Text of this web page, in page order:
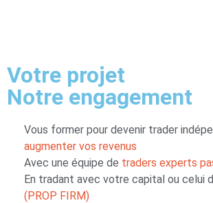
Votre projet
Notre engagement
Vous former pour devenir trader
augmenter vos revenus
Avec une équipe de traders experts
En tradant avec votre capital ou celui
(PROP FIRM)